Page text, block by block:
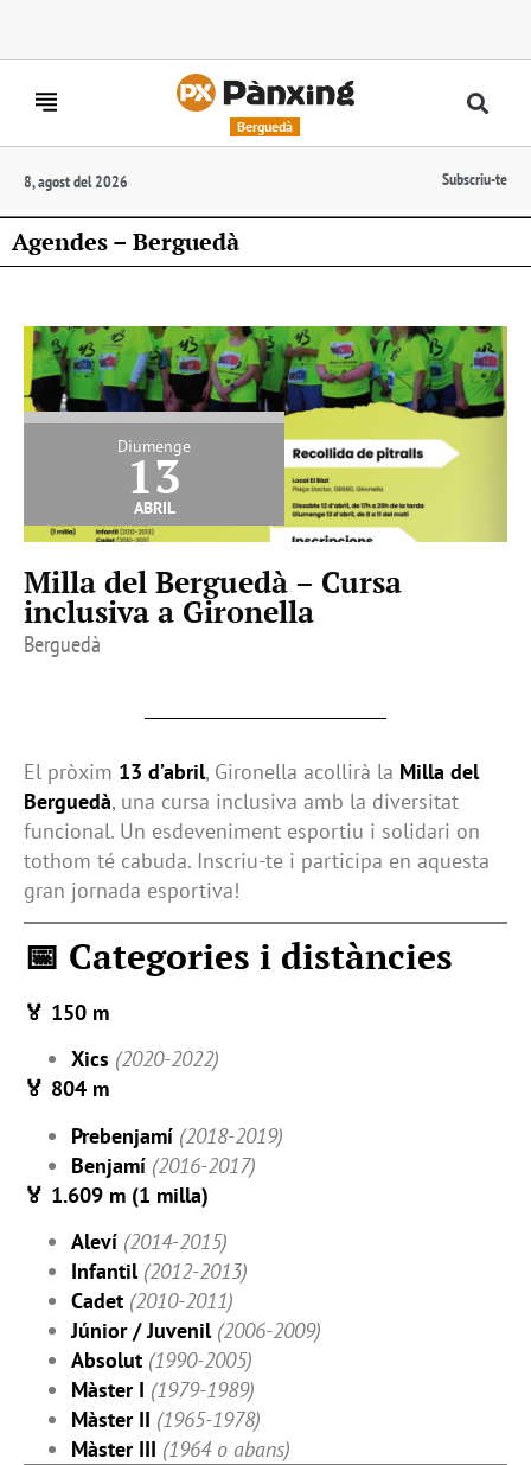
Berguedà
8, agost del 2026 Subscriu-te
Agendes – Berguedà
Diumenge
13
abril
Milla del Berguedà – Cursa
inclusiva a Gironella
Berguedà
El pròxim 13 d’abril, Gironella acollirà la Milla del
Berguedà, una cursa inclusiva amb la diversitat
funcional. Un esdeveniment esportiu i solidari on
tothom té cabuda. Inscriu-te i participa en aquesta
gran jornada esportiva!
📅 Categories i distàncies
🏅 150 m
Xics (2020-2022)
🏅 804 m
Prebenjamí (2018-2019)
Benjamí (2016-2017)
🏅 1.609 m (1 milla)
Aleví (2014-2015)
Infantil (2012-2013)
Cadet (2010-2011)
Júnior / Juvenil (2006-2009)
Absolut (1990-2005)
Màster I (1979-1989)
Màster II (1965-1978)
Màster III (1964 o abans)